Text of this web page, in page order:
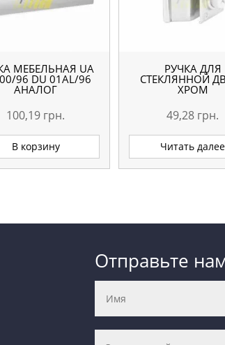
МЕБЕЛЬНАЯ UA
96 DU 01AL/96
АНАЛОГ
100,19 грн.
В корзину
РУЧКА ДЛЯ
СТЕКЛЯННОЙ
ХРОМ
49,28 грн.
Читать далее
Отправьте